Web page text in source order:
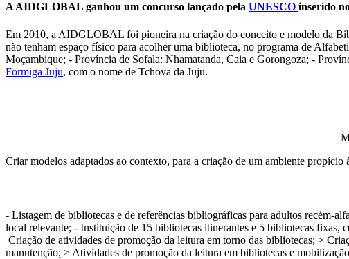
A AIDGLOBAL ganhou um concurso lançado pela UNESCO inserido
Em 2010, a AIDGLOBAL foi pioneira na criação do conceito e modelo da
não tenham espaço físico para acolher uma biblioteca, no programa de
Moçambique; - Província de Sofala: Nhamatanda, Caia e Gorongoza; -
Formiga Juju, com o nome de Tchova da Juju.
Criar modelos adaptados ao contexto, para a criação de um ambiente
- Listagem de bibliotecas e de referências bibliográficas para adultos recém-
local relevante; - Instituição de 15 bibliotecas itinerantes e 5 bibliotecas fixas,
Criação de atividades de promoção da leitura em torno das bibliotecas; >
manutenção; > Atividades de promoção da leitura em bibliotecas e